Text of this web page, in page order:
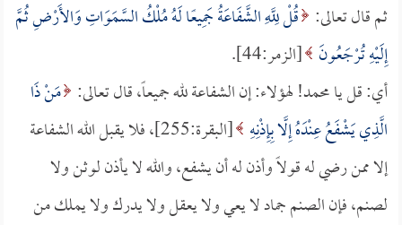
ثم قال تعالى: قُلْ لِلَّهِ الشَّفَاعَةُ جَمِيعًا لَهُ مُلْكُ السَّمَوَاتِ وَالأَرْضِ ثُمَّ
إِلَيْهِ تُرْجَعُونَ [الزمر:44].
أي: قل يا محمد! لهؤلاء: إن الشفاعة لله جميعاً، قال تعالى: مَنْ ذَا
الَّذِي يَشْفَعُ عِنْدَهُ إِلَّا بِإِذْنِهِ
[البقرة:255]، فلا يقبل الله الشفاعة
إلا ممن رضي له قولاً وأذن له أن يشفع، والله لا يأذن لوثن ولا
لصنم، فإن الصنم جماد لا يعي ولا يعقل ولا يدرك ولا يملك من